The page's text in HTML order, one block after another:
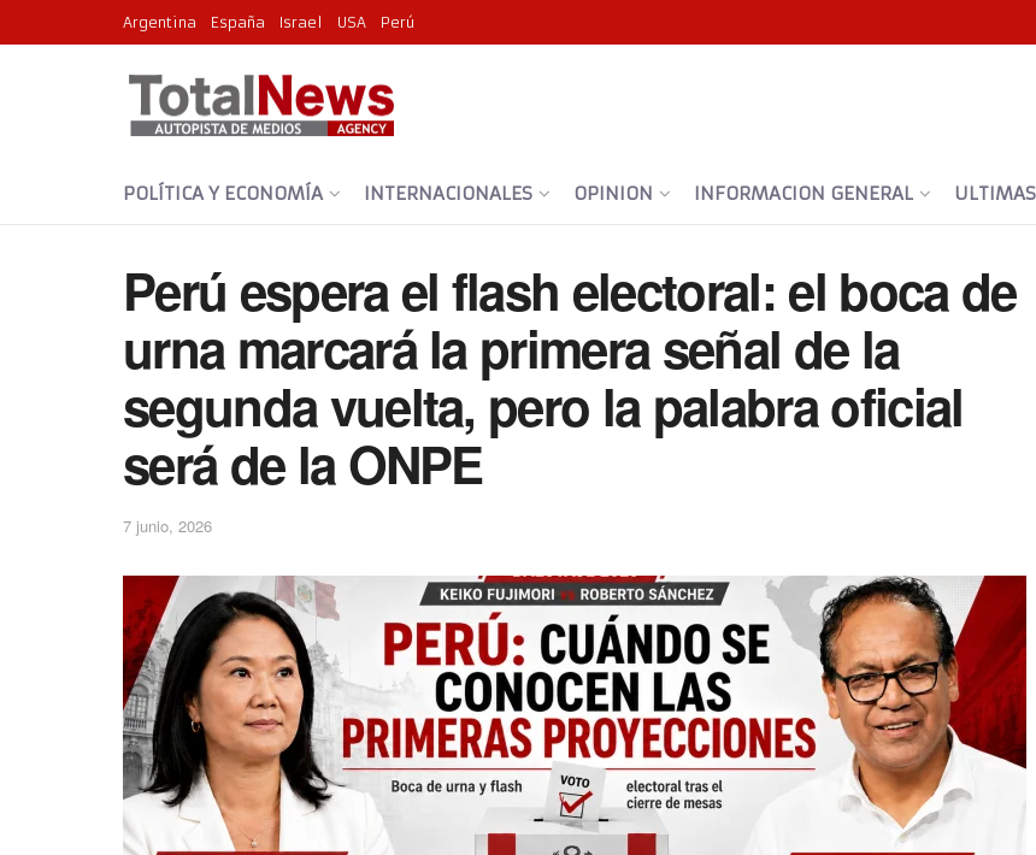
Argentina España Israel USA Perú
POLÍTICA Y ECONOMÍA INTERNACIONALES OPINION INFORMACION GENERAL
Perú espera el flash electoral: el boca de
urna marcará la primera señal de la
segunda vuelta, pero la palabra oficial
será de la ONPE
7 junio, 2026